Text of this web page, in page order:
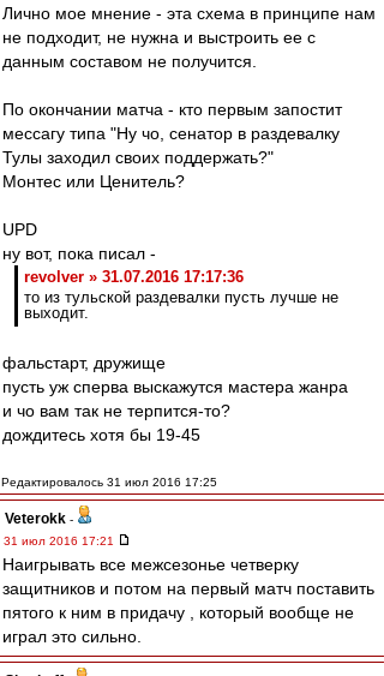
Лично мое мнение - эта схема в принципе нам
не подходит, не нужна и выстроить ее с
данным составом не получится.
По окончании матча - кто первым запостит
мессагу типа "Ну чо, сенатор в раздевалку
Тулы заходил своих поддержать?"
Монтес или Ценитель?
UPD
ну вот, пока писал -
revolver » 31.07.2016 17:17:36
то из тульской раздевалки пусть лучше не
выходит.
фальстарт, дружище
пусть уж сперва выскажутся мастера жанра
и чо вам так не терпится-то?
дождитесь хотя бы 19-45
Редактировалось 31 июл 2016 17:25
Veterokk -
31 июл 2016 17:21
Наигрывать все межсезонье четверку
защитников и потом на первый матч поставить
пятого к ним в придачу , который вообще не
играл это сильно.